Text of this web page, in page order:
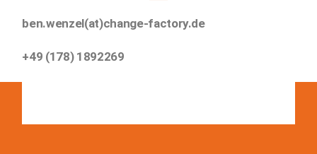
ben.wenzel(at)change-factory.de
+49 (178) 1892269